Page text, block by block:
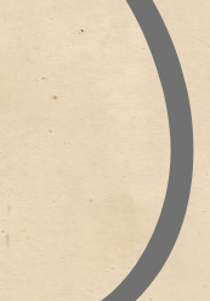
door een redactie
de Kwartetbladen,
Holland die
geen redactionele
van de krant
Enerzijds
en anderzijds was
verzuiling.
geldgebrek.
de redactie in
Er was budget voor
aan de hoofdredactie.